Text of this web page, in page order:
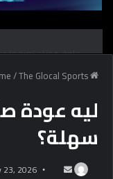
/The Glocal Sports
ليه عودة
سهلة؟
23, 2026